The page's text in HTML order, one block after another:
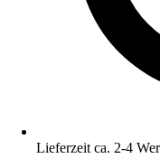
Lieferzeit ca. 2-4